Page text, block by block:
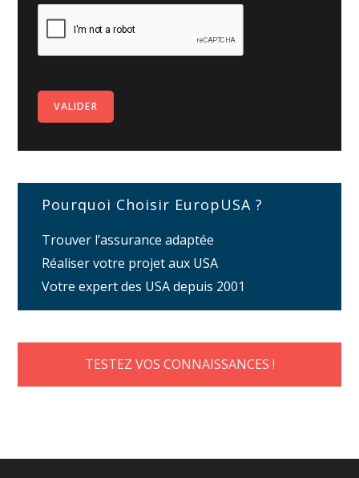
Pourquoi Choisir EuropUSA ?
Trouver l’assurance adaptée
Réaliser votre projet aux USA
Votre expert des USA depuis 2001
TESTEZ VOS CONNAISSANCES !